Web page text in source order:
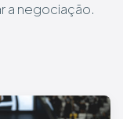
a negociação.